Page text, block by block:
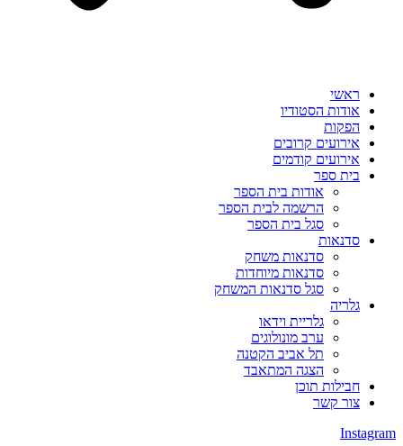
ראשי
אודות הסטודיו
הפקות
אירועים קרובים
אירועים קודמים
בית ספר
אודות בית הספר
הרשמה לבית הספר
סגל בית הספר
סדנאות
סדנאות משחק
סדנאות מיוחדות
סגל סדנאות המשחק
גלריה
גלריית וידאו
ערב מונולוגים
תל אביב הקטנה
הצגה המתאבד
חבילות תוכן
צור קשר
Instagram